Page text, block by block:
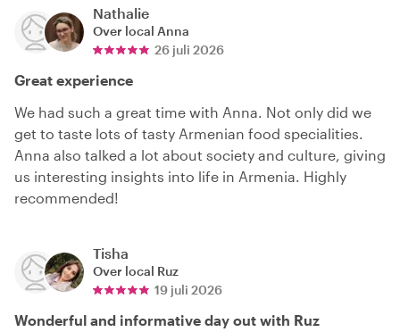
Nathalie
Over local Anna
26 juli 2026
Great experience
We had such a great time with Anna. Not only did we
get to taste lots of tasty Armenian food specialities.
Anna also talked a lot about society and culture, giving
us interesting insights into life in Armenia. Highly
recommended!
Tisha
Over local Ruz
19 juli 2026
Wonderful and informative day out with Ruz